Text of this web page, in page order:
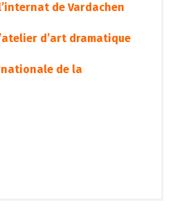
de Vardachen
d’art dramatique
de la